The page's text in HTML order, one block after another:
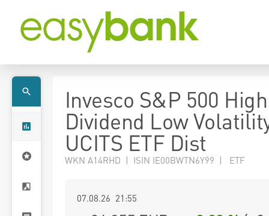
Invesco S&P 500 High
Dividend Low
UCITS ETF Dist
WKN A14RHD | ISIN IE00BWTN6Y99 | ETF
07.08.26 21:55